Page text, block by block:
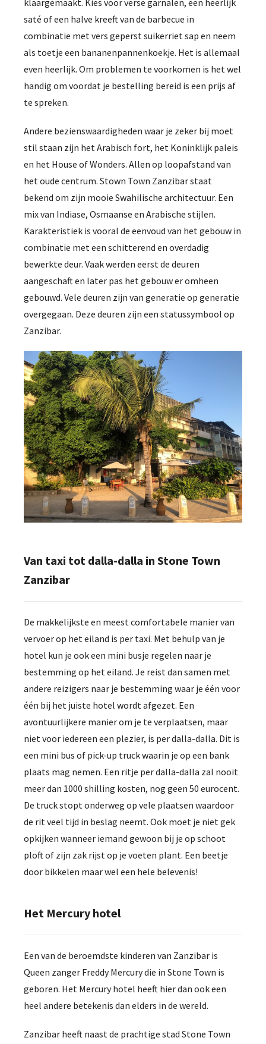
saté of een halve kreeft van de barbecue in
combinatie met vers geperst suikerriet sap en neem
als toetje een bananenpannenkoekje. Het is allemaal
even heerlijk. Om problemen te voorkomen is het wel
handig om voordat je bestelling bereid is een prijs af
te spreken.
Andere bezienswaardigheden waar je zeker bij moet
stil staan zijn het Arabisch fort, het Koninklijk paleis
en het House of Wonders. Allen op loopafstand van
het oude centrum. Stown Town Zanzibar staat
bekend om zijn mooie Swahilische architectuur. Een
mix van Indiase, Osmaanse en Arabische stijlen.
Karakteristiek is vooral de eenvoud van het gebouw in
combinatie met een schitterend en overdadig
bewerkte deur. Vaak werden eerst de deuren
aangeschaft en later pas het gebouw er omheen
gebouwd. Vele deuren zijn van generatie op generatie
overgegaan. Deze deuren zijn een statussymbool op
Zanzibar.
Van taxi tot dalla-dalla in Stone Town
Zanzibar
De makkelijkste en meest comfortabele manier van
vervoer op het eiland is per taxi. Met behulp van je
hotel kun je ook een mini busje regelen naar je
bestemming op het eiland. Je reist dan samen met
andere reizigers naar je bestemming waar je één voor
één bij het juiste hotel wordt afgezet. Een
avontuurlijkere manier om je te verplaatsen, maar
niet voor iedereen een plezier, is per dalla-dalla. Dit is
een mini bus of pick-up truck waarin je op een bank
plaats mag nemen. Een ritje per dalla-dalla zal nooit
meer dan 1000 shilling kosten, nog geen 50 eurocent.
De truck stopt onderweg op vele plaatsen waardoor
de rit veel tijd in beslag neemt. Ook moet je niet gek
opkijken wanneer iemand gewoon bij je op schoot
ploft of zijn zak rijst op je voeten plant. Een beetje
door bikkelen maar wel een hele belevenis!
Het Mercury hotel
Een van de beroemdste kinderen van Zanzibar is
Queen zanger Freddy Mercury die in Stone Town is
geboren. Het Mercury hotel heeft hier dan ook een
heel andere betekenis dan elders in de wereld.
Zanzibar heeft naast de prachtige stad Stone Town